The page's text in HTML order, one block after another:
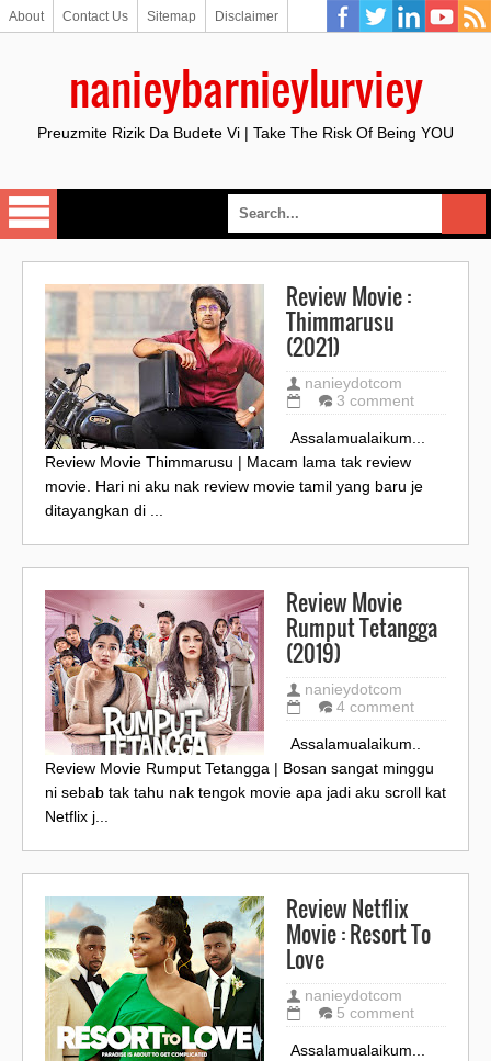
About Contact Us Sitemap Disclaimer
nanieybarnieylurviey
Preuzmite Rizik Da Budete Vi | Take The Risk Of Being YOU
Review Movie :
Thimmarusu
(2021)
nanieydotcom
3 comment
Assalamualaikum...
Review Movie Thimmarusu | Macam lama tak review
movie. Hari ni aku nak review movie tamil yang baru je
ditayangkan di ...
Review Movie
Rumput Tetangga
(2019)
nanieydotcom
4 comment
Assalamualaikum..
Review Movie Rumput Tetangga | Bosan sangat minggu
ni sebab tak tahu nak tengok movie apa jadi aku scroll kat
Netflix j...
Review Netflix
Movie : Resort To
Love
nanieydotcom
5 comment
Assalamualaikum...